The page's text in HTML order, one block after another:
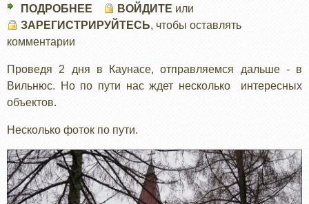
ПОДРОБНЕЕ
ПАРК
ВОЙДИТЕ или
ЗАРЕГИСТРИРУЙТЕСЬ, чтобы оставлять
комментарии
Проведя 2 дня в Каунасе, отправляемся дальше - в
Вильнюс. Но по пути нас ждет несколько интересных
объектов.
Несколько фоток по пути.